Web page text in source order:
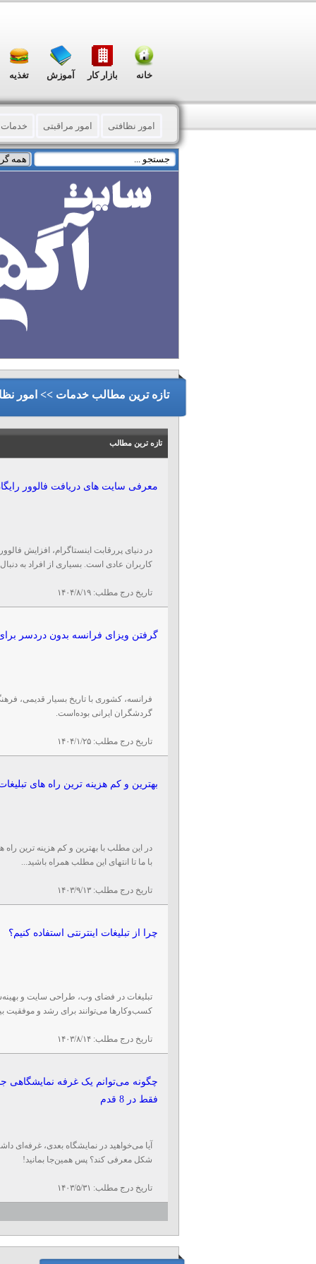
خانه بازار کار آموزش تغذیه
امور نظافتی امور مراقبتی
مالی – حسابداری - اداری ترجمه -
تعمیرات پزشکی و زیبایی
فیش (خرید - فروش) تایپ – فتوکپی -
چاپ فلکسی و
چاپ و تبلیغات (گوناگون) ثبت و رتبه
تازه ترین مطالب خدمات >> امور
تازه ترین مطالب
معرفی سایت‌ های دریافت فالوور
در دنیای پررقابت اینستاگرام، افزایش
کاربران عادی است. بسیاری از افراد به
تاریخ درج مطلب:۱۴۰۴/۸/۱۹
گرفتن ویزای فرانسه بدون دردسر
فرانسه، کشوری با تاریخ بسیار قدیمی،
گردشگران ایرانی بوده‌است.
تاریخ درج مطلب:۱۴۰۴/۱/۲۵
بهترین و کم هزینه ترین راه های
در این مطلب با بهترین و کم هزینه ترین
با ما تا انتهای این مطلب همراه باشید...
تاریخ درج مطلب:۱۴۰۳/۹/۱۳
چرا از تبلیغات اینترنتی استفاده کنیم؟
کسب‌وکارها می‌توانند برای رشد و موفقیت
تاریخ درج مطلب:۱۴۰۳/۸/۱۴
چگونه می‌توانم یک غرفه نمایشگاهی
فقط در 8 قدم
آیا می‌خواهید در نمایشگاه بعدی، غرفه‌ای
شکل معرفی کند؟ پس همین‌جا بمانید!
تاریخ درج مطلب: ۱۴۰۳/۵/۳۱